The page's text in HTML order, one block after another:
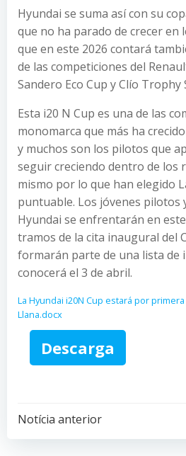
Hyundai se suma así con su
que no ha parado de crecer en
que en este 2026 contará
de las competiciones del
Sandero Eco Cup y Clío Trophy
Esta i20 N Cup es una de las
monomarca que más ha
y muchos son los pilotos que
seguir creciendo dentro de los
mismo por lo que han elegido
puntuable. Los jóvenes pilotos
Hyundai se enfrentarán en
tramos de la cita inaugural del
formarán parte de una lista de
conocerá el 3 de abril.
La Hyundai i20N Cup estará por
Llana.docx
Descarga
Post
Notícia anterior